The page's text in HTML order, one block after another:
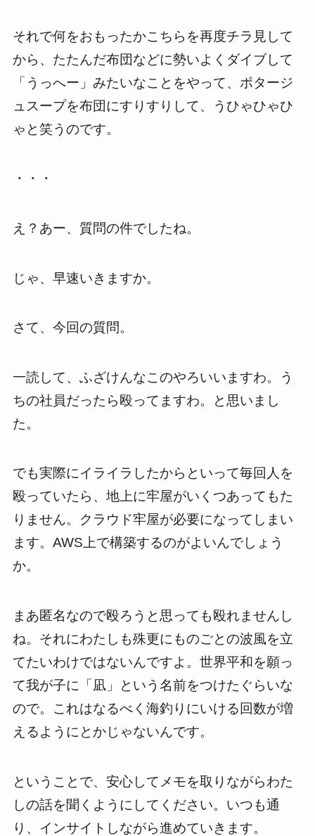
それで何をおもったかこちらを再度チラ見して
から、たたんだ布団などに勢いよくダイブして
「うっへー」みたいなことをやって、ポタージ
ュスープを布団にすりすりして、うひゃひゃひ
ゃと笑うのです。
・・・
え？あー、質問の件でしたね。
じゃ、早速いきますか。
さて、今回の質問。
一読して、ふざけんなこのやろいいますわ。う
ちの社員だったら殴ってますわ。と思いまし
た。
でも実際にイライラしたからといって毎回人を
殴っていたら、地上に牢屋がいくつあってもた
りません。クラウド牢屋が必要になってしまい
ます。AWS上で構築するのがよいんでしょう
か。
まあ匿名なので殴ろうと思っても殴れませんし
ね。それにわたしも殊更にものごとの波風を立
てたいわけではないんですよ。世界平和を願っ
て我が子に「凪」という名前をつけたぐらいな
ので。これはなるべく海釣りにいける回数が増
えるようにとかじゃないんです。
ということで、安心してメモを取りながらわた
しの話を聞くようにしてください。いつも通
り、インサイトしながら進めていきます。